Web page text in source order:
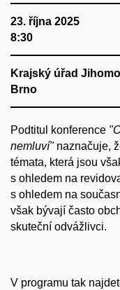
23. října 2025
8:30
Krajský úřad
Brno
Podtitul konference
nemluví" naznačuje,
témata, která jsou
s ohledem na
s ohledem na
však bývají často
skuteční odvážlivci.
V programu tak